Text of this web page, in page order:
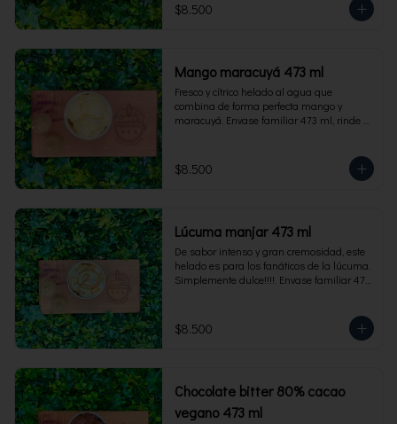
$8.500
Mango maracuyá 473 ml
Fresco y cítrico helado al agua que
combina de forma perfecta mango y
maracuyá. Envase familiar 473 ml, rinde 4
$8.500
Lúcuma manjar 473 ml
De sabor intenso y gran cremosidad, este
helado es para los fanáticos de la lúcuma.
Simplemente dulce!!!!. Envase familiar 473
$8.500
Chocolate bitter 80% cacao
vegano 473 ml